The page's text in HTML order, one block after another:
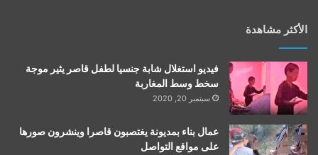
الأكثر مشاهدة
فيديو استغلال شابة جنسيا لطفل قاصر يثير موجة
سخط وسط المغاربة
سبتمبر 20, 2020
عمال بناء بمديونة يغتصبون قاصرا وينشرون صورها
على مواقع التواصل